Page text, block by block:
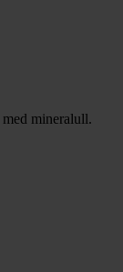
mineralull.